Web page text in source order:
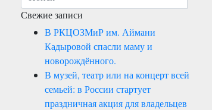
Свежие записи
В РКЦОЗМиР им. Аймани
Кадыровой спасли маму и
новорождённого.
В музей, театр или на концерт всей
семьей: в России стартует
праздничная акция для владельцев